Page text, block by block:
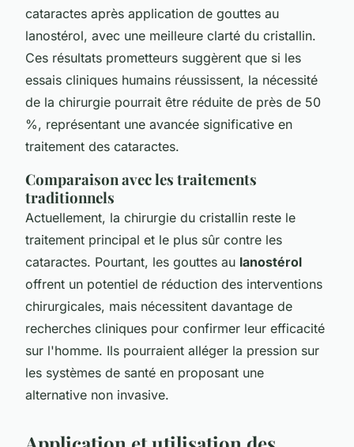
cataractes après application de gouttes au
lanostérol, avec une meilleure clarté du cristallin.
Ces résultats prometteurs suggèrent que si les
essais cliniques humains réussissent, la nécessité
de la chirurgie pourrait être réduite de près de 50
%, représentant une avancée significative en
traitement des cataractes.
Comparaison avec les traitements
traditionnels
Actuellement, la chirurgie du cristallin reste le
traitement principal et le plus sûr contre les
cataractes. Pourtant, les gouttes au lanostérol
offrent un potentiel de réduction des interventions
chirurgicales, mais nécessitent davantage de
recherches cliniques pour confirmer leur efficacité
sur l'homme. Ils pourraient alléger la pression sur
les systèmes de santé en proposant une
alternative non invasive.